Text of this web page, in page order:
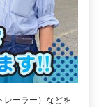
レーラー）などを